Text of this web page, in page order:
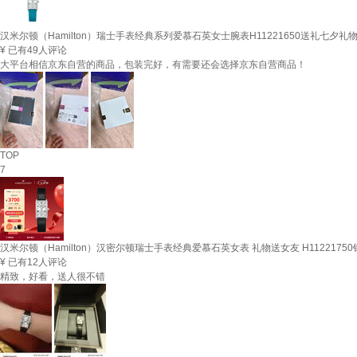
汉米尔顿（Hamilton）瑞士手表经典系列爱慕石英女士腕表H11221650送礼七夕礼物
¥ 已有49人评论
大平台相信京东自营的商品，包装完好，有需要还会选择京东自营商品！
TOP
7
汉米尔顿（Hamilton）汉密尔顿瑞士手表经典爱慕石英女表 礼物送女友 H11221750
¥ 已有12人评论
精致，好看，送人很不错